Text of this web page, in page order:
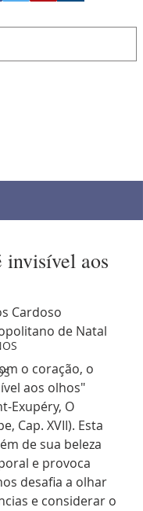
invisível aos
Cardoso
de Natal
o coração, o
aos olhos"
Exupéry, O
Cap. XVII). Esta
de sua beleza
e provoca
desafia a olhar
e considerar o